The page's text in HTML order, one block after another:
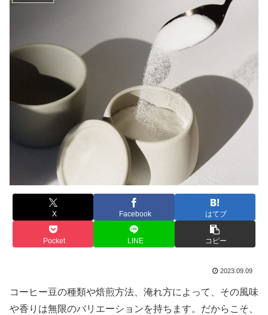
X Facebook はてブ
Pocket LINE コピー
2023.09.09
コーヒー豆の種類や焙煎方法、淹れ方によって、その風味
や香りは無限のバリエーションを持ちます。だからこそ、